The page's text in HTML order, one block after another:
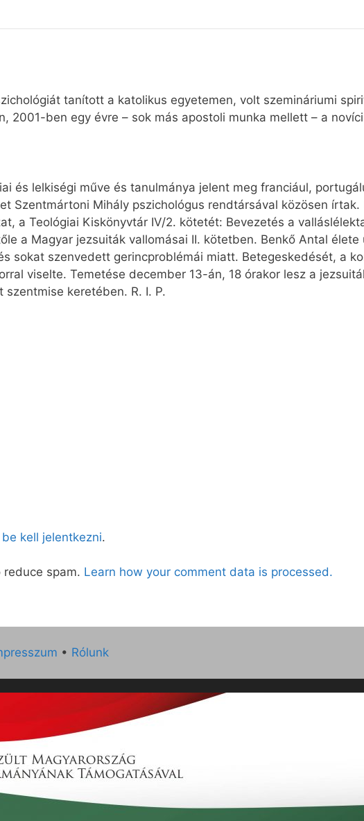
tanított a katolikus egyetemen, volt szemináriumi
2001-ben egy évre – sok más apostoli munka mellett – a
és lelkiségi műve és tanulmánya jelent meg franciául,
Szentmártoni Mihály pszichológus rendtársával közösen
a Teológiai Kiskönyvtár IV/2. kötetét: Bevezetés a
a Magyar jezsuiták vallomásai II. kötetben. Benkő Antal
sokat szenvedett gerincproblémái miatt. Betegeskedését, a
viselte. Temetése december 13-án, 18 órakor lesz a
keretében. R. I. P.
be kell jelentkezni.
spam. Learn how your comment data is processed.
• Rólunk